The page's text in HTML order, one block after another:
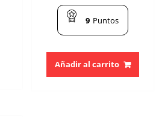
9 Puntos
Añadir al carrito